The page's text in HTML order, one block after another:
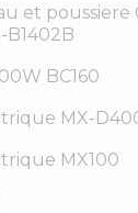
et poussiere
B1402B
BC160
MX-
MX100